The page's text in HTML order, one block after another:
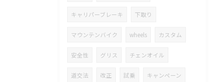
キャリパーブレーキ 下取り
マウンテンバイク wheels カスタム
安全性 グリス チェンオイル
道交法 改正 試乗 キャンペーン